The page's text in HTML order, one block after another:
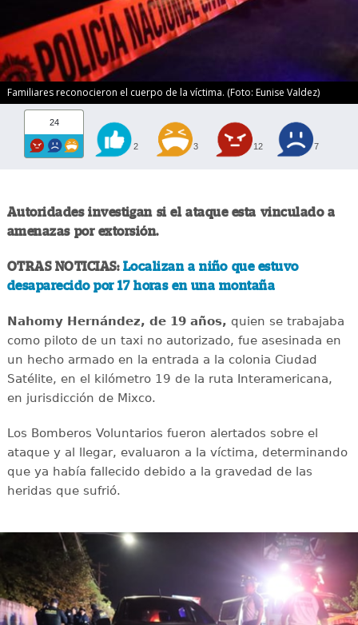
Familiares reconocieron el cuerpo de la víctima. (Foto: Eunise Valdez)
24
2 3 12 7
Autoridades investigan si el ataque esta vinculado a
amenazas por extorsión.
OTRAS NOTICIAS: Localizan a niño que estuvo
desaparecido por 17 horas en una montaña
Nahomy Hernández, de 19 años, quien se trabajaba
como piloto de un taxi no autorizado, fue asesinada en
un hecho armado en la entrada a la colonia Ciudad
Satélite, en el kilómetro 19 de la ruta Interamericana,
en jurisdicción de Mixco.
Los Bomberos Voluntarios fueron alertados sobre el
ataque y al llegar, evaluaron a la víctima, determinando
que ya había fallecido debido a la gravedad de las
heridas que sufrió.